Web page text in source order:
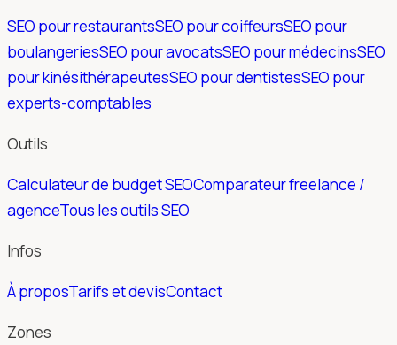
SEO pour restaurantsSEO pour coiffeursSEO pour
boulangeriesSEO pour avocatsSEO pour médecinsSEO
pour kinésithérapeutesSEO pour dentistesSEO pour
experts-comptables
Outils
Calculateur de budget SEOComparateur freelance /
agenceTous les outils SEO
Infos
À proposTarifs et devisContact
Zones